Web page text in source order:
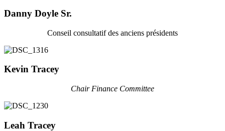
Danny Doyle Sr.
Conseil consultatif des anciens présidents
Kevin Tracey
Chair Finance Committee
Leah Tracey